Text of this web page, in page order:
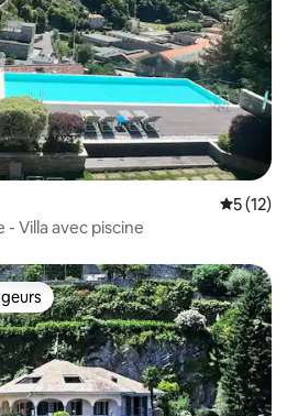
5 (12)
- Villa avec piscine
les plus appréciés